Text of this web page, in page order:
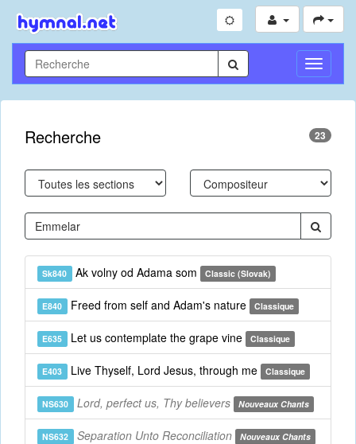
Toggle
Recherche 23
Sk840 Ak volny od Adama som Classic (Slovak)
E840 Freed from self and Adam's nature Classique
E635 Let us contemplate the grape vine Classique
E403 Live Thyself, Lord Jesus, through me Classique
NS630 Lord, perfect us, Thy believers Nouveaux Chants
NS632 Separation Unto Reconciliation Nouveaux Chants